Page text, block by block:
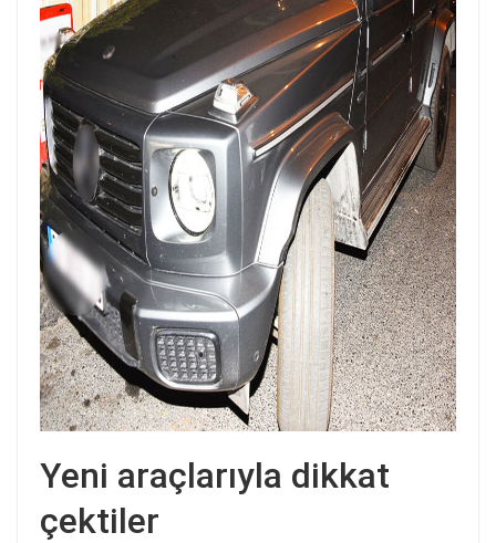
Yeni araçlarıyla dikkat
çektiler